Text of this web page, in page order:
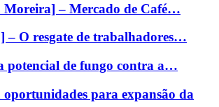
Moreira] – Mercado de Café…
– O resgate de trabalhadores…
potencial de fungo contra a…
para expansão da